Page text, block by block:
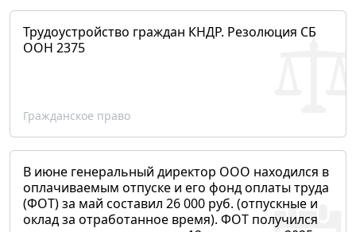
Трудоустройство граждан КНДР. Резолюция СБ
ООН 2375
Гражданское право
В июне генеральный директор ООО находился в
оплачиваемым отпуске и его фонд оплаты труда
(ФОТ) за май составил 26 000 руб. (отпускные и
оклад за отработанное время). ФОТ получился